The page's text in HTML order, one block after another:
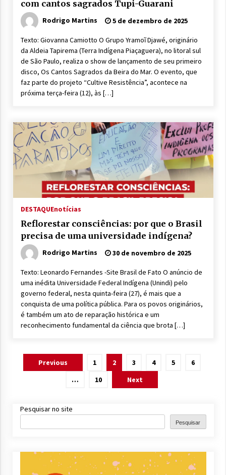
com cantos sagrados Tupi-Guarani
Rodrigo Martins 5 de dezembro de 2025
Texto: Giovanna Camiotto O Grupo Yramoĩ Djawé, originário
da Aldeia Tapirema (Terra Indígena Piaçaguera), no litoral sul
de São Paulo, realiza o show de lançamento de seu primeiro
disco, Os Cantos Sagrados da Beira do Mar. O evento, que
faz parte do projeto “Cultive Resistência”, acontece na
próxima terça-feira (12), às […]
DESTAQUEnotícias
Reflorestar consciências: por que o Brasil
precisa de uma universidade indígena?
Rodrigo Martins 30 de novembro de 2025
Texto: Leonardo Fernandes -Site Brasil de Fato O anúncio de
uma inédita Universidade Federal Indígena (Unindi) pelo
governo federal, nesta quinta-feira (27), é mais que a
conquista de uma política pública. Para os povos originários,
é também um ato de reparação histórica e um
reconhecimento fundamental da ciência que brota […]
Paginação
Previous 1 2 3 4 5
6
…
10 Next
Pesquisar no site
Pesquisar